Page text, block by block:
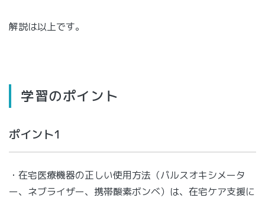
解説は以上です。
学習のポイント
ポイント1
・在宅医療機器の正しい使用方法（パルスオキシメータ
ー、ネブライザー、携帯酸素ボンベ）は、在宅ケア支援に